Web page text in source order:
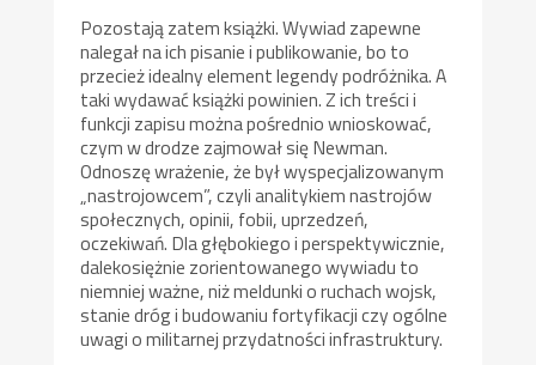
Pozostają zatem książki. Wywiad zapewne
nalegał na ich pisanie i publikowanie, bo to
przecież idealny element legendy podróżnika. A
taki wydawać książki powinien. Z ich treści i
funkcji zapisu można pośrednio wnioskować,
czym w drodze zajmował się Newman.
Odnoszę wrażenie, że był wyspecjalizowanym
„nastrojowcem”, czyli analitykiem nastrojów
społecznych, opinii, fobii, uprzedzeń,
oczekiwań. Dla głębokiego i perspektywicznie,
dalekosiężnie zorientowanego wywiadu to
niemniej ważne, niż meldunki o ruchach wojsk,
stanie dróg i budowaniu fortyfikacji czy ogólne
uwagi o militarnej przydatności infrastruktury.